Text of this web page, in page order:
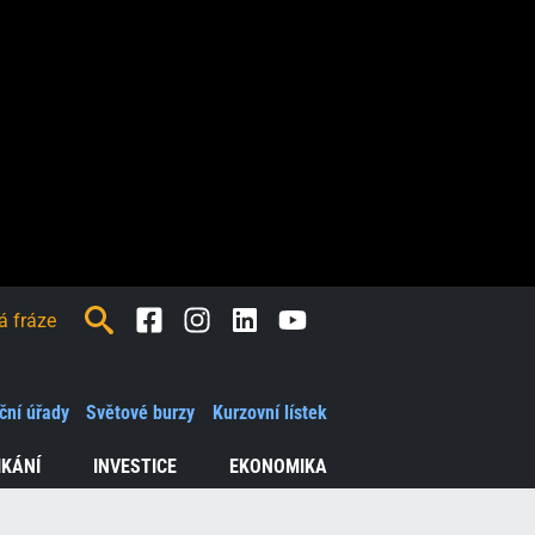
INVESTICE EKONOMIKA
úřady Světové burzy Kurzovní lístek
FacebookInstagramLinkedInYoutube